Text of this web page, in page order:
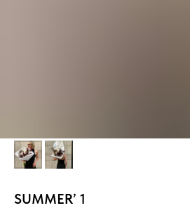
SUMMER’ 1